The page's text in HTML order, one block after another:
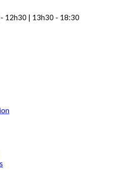
12h30 | 13h30 - 18:30